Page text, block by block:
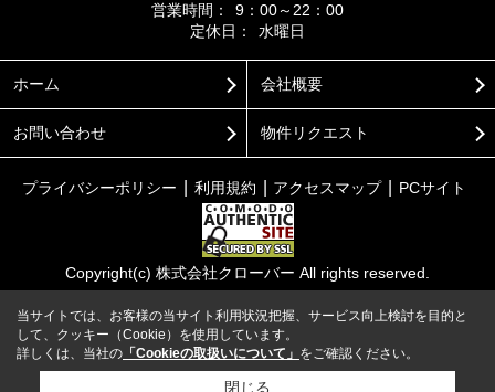
営業時間：
9：00～22：00
定休日：
水曜日
ホーム 会社概要
お問い合わせ 物件リクエスト
プライバシーポリシー 利用規約 アクセスマップ PCサイト
Copyright(c) 株式会社クローバー All rights reserved.
当サイトでは、お客様の当サイト利用状況把握、サービス向上検討を目的と
して、クッキー（Cookie）を使用しています。
詳しくは、当社の 「Cookieの取扱いについて」 をご確認ください。
閉じる